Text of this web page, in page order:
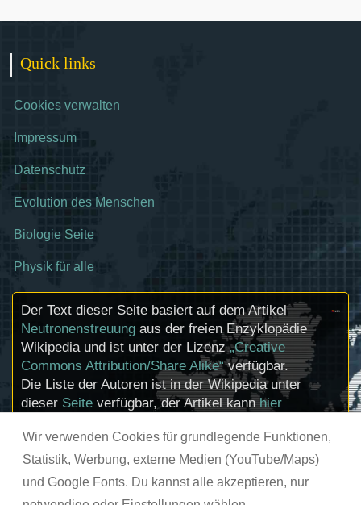
Wir verwenden Cookies für grundlegende Funktionen,
Statistik, Werbung, externe Medien (YouTube/Maps)
und Google Fonts. Du kannst alle akzeptieren, nur
Quick links
Cookies verwalten
Impressum
Datenschutz
Evolution des Menschen
Biologie Seite
Physik für alle
Der Text dieser Seite basiert auf dem Artikel
Neutronenstreuung aus der freien Enzyklopädie
Wikipedia und ist unter der Lizenz„Creative
Commons Attribution/Share Alike“verfügbar.
Die Liste der Autoren ist in der Wikipedia unter
dieser Seite verfügbar, der Artikel kannhier
Urhebern und zum Lizenzstatus eingebundener
Mediendateien (etwa Bilder oder Videos) können
im Regelfall durch Anklicken dieser abgerufen